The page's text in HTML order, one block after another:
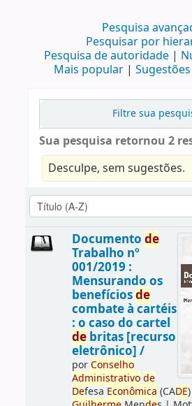
Pesquisa
Pesquisar por
Pesquisa de autoridade
Mais popular
Filtre sua
Sua pesquisa retornou 2
Desculpe, sem sugestões.
Documento de
Trabalho nº
001/2019 :
Mensurando os
benefíciosde
combate à cartéis
: o caso do cartel
debritas [recurso
eletrônico] /
porConselho
Administrativo de
Defesa Econômica (CADE)